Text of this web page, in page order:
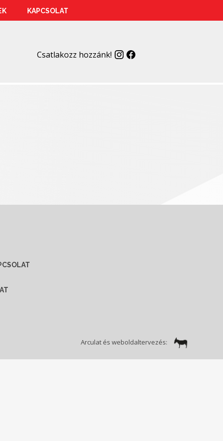
KAPCSOLAT
Csatlakozz hozzánk!
Arculat és weboldaltervezés: